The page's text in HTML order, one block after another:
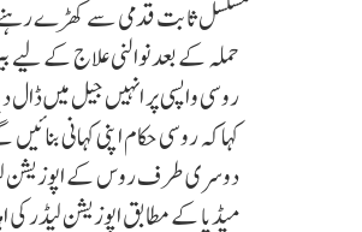
حملہ کے بعد نوالنی علاج کے لیے
روسی واپسی پر انہیں جیل میں ڈال
کہا کہ روسی حکام اپنی کہانی
دوسری طرف روس کے اپوزیشن لیڈر
میڈیا کے مطابق اپوزیشن لیڈر